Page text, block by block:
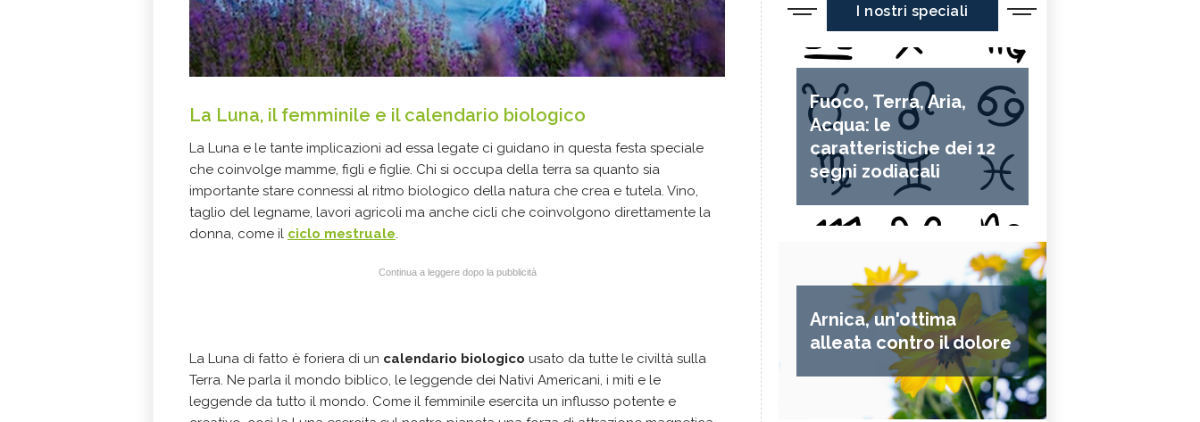
La Luna, il femminile e il calendario biologico
La Luna e le tante implicazioni ad essa legate ci guidano in questa festa speciale
che coinvolge mamme, figli e figlie. Chi si occupa della terra sa quanto sia
importante stare connessi al ritmo biologico della natura che crea e tutela. Vino,
taglio del legname, lavori agricoli ma anche cicli che coinvolgono direttamente la
donna, come il ciclo mestruale.
Continua a leggere dopo la pubblicità
La Luna di fatto è foriera di un calendario biologico usato da tutte le civiltà sulla
Terra. Ne parla il mondo biblico, le leggende dei Nativi Americani, i miti e le
leggende da tutto il mondo. Come il femminile esercita un influsso potente e
I nostri speciali
Fuoco, Terra, Aria,
Acqua: le
caratteristiche dei 12
segni zodiacali
Arnica, un'ottima
alleata contro il dolore